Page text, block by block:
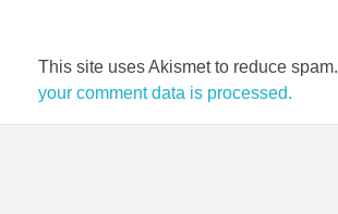
This site uses Akismet to reduce spam.
your comment data is processed.